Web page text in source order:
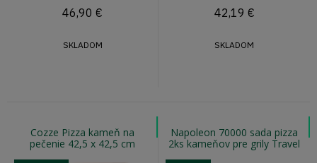
46,90 €
SKLADOM
42,19 €
SKLADOM
Cozze Pizza kameň na
pečenie 42,5 x 42,5 cm
Napoleon 70000 sada pizza
2ks kameňov pre grily Travel